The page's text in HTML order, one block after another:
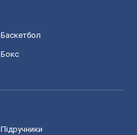
Баскетбол
Бокс
Підручники